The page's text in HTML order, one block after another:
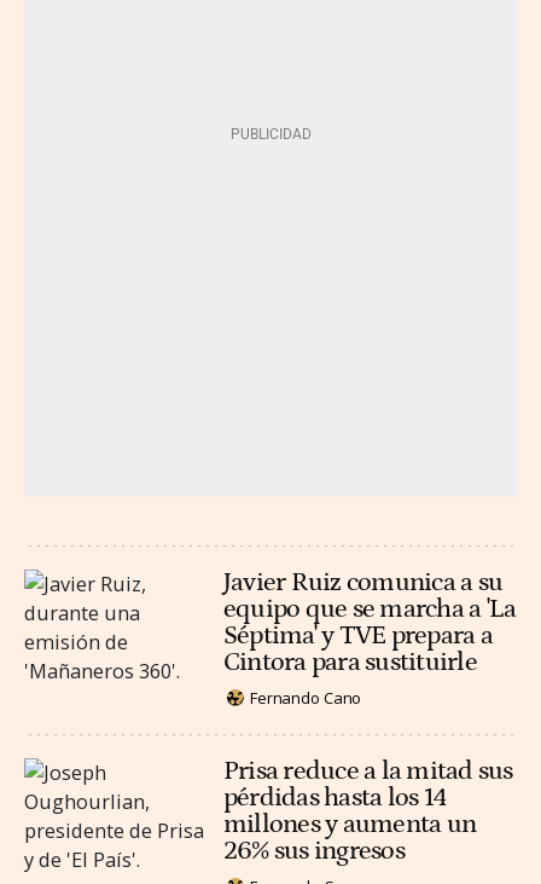
Javier Ruiz comunica a su
equipo que se marcha a 'La
Séptima' y TVE prepara a
Cintora para sustituirle
Fernando Cano
Prisa reduce a la mitad sus
pérdidas hasta los 14
millones y aumenta un
26% sus ingresos